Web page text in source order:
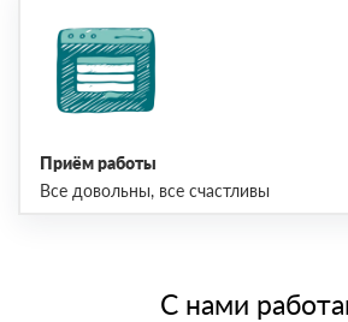
Приём работы
Все довольны, все счастливы
С нами